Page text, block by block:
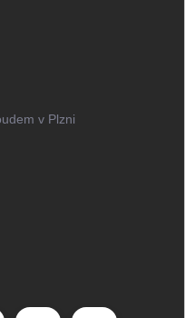
v Plzni